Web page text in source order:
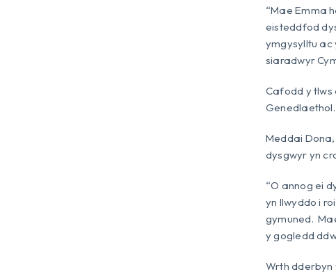
“Mae Emma
eisteddfod
ymgysylltu ac
siaradwyr
Cafodd y tlws
Genedlaethol.
Meddai
dysgwyr yn
“O annog ei
yn llwyddo i
gymuned.
y gogledd
Wrth dderbyn